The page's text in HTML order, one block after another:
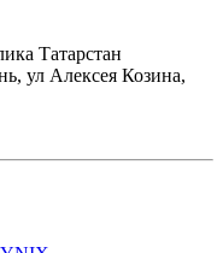
Татарстан
ул Алексея Козина,